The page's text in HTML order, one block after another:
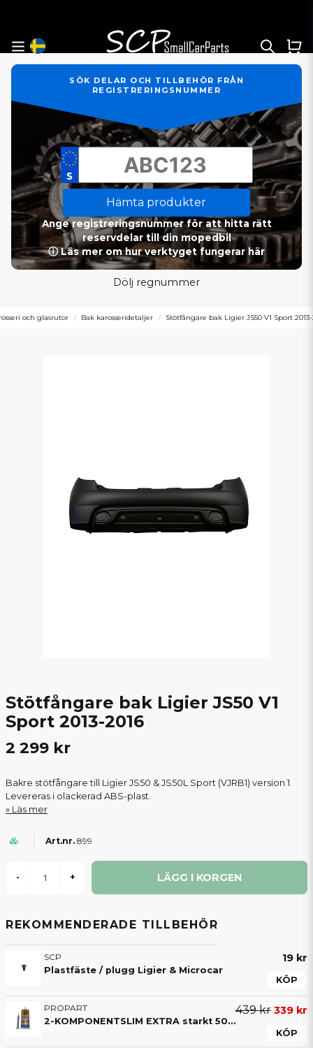
SÖK DELAR OCH TILLBEHÖR FRÅN
REGISTRERINGSNUMMER
Hämta produkter
Ange registreringsnummer för att hitta rätt
reservdelar till din mopedbil
ⓘ Läs mer om hur verktyget fungerar här
Dölj regnummer
och glasrutor Bak karosseridetaljer Stötfångare bak Ligier JS50 V1 Sport 2013-
Stötfångare bak Ligier JS50 V1
Sport 2013-2016
2 299 kr
Bakre stötfångare till Ligier JS50 & JS50L Sport (VJRB1) version 1.
Levereras i olackerad ABS-plast.
Läs mer
899
- + LÄGG I KORGEN
REKOMMENDERADE TILLBEHÖR
SCP
Plastfäste / plugg Ligier & Microcar
19 kr
KÖP
PROPART
2-KOMPONENTSLIM EXTRA starkt 50ML lim (4-8 min)
439 kr 339 kr
KÖP